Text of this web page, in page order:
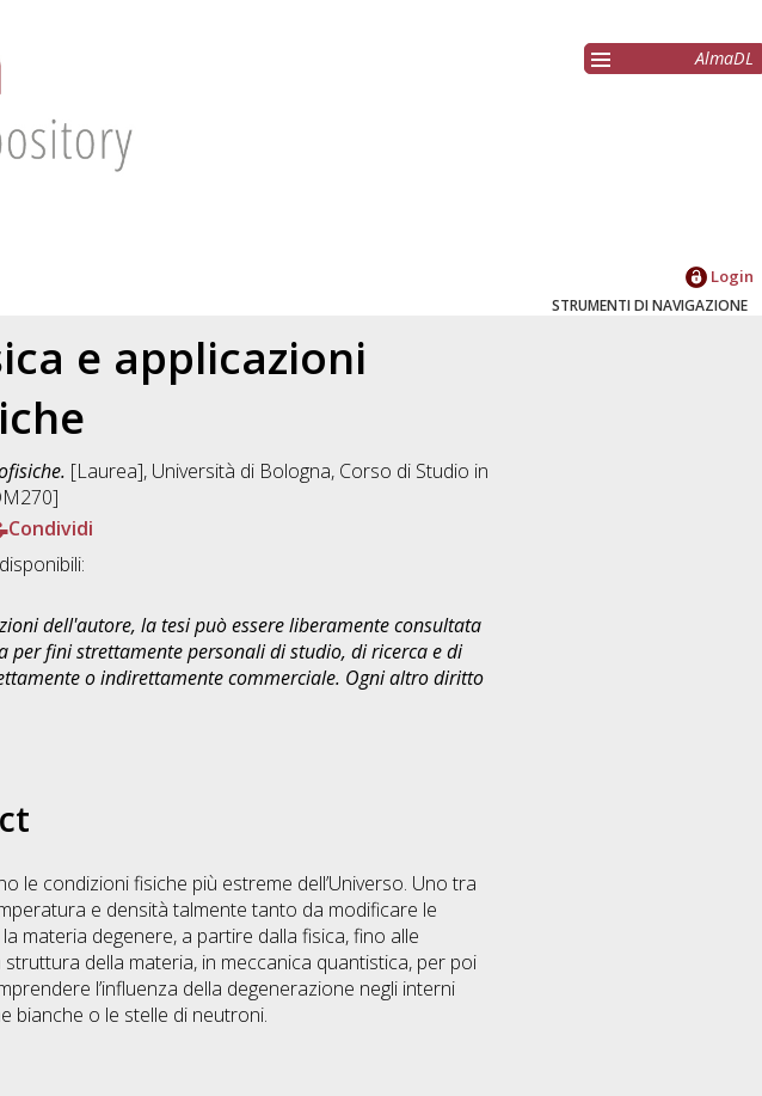
AlmaDL
Login
STRUMENTI DI NAVIGAZIONE
e applicazioni
[Laurea], Università di Bologna, Corso di Studio in
Condividi
dell'autore, la tesi può essere liberamente consultata
per fini strettamente personali di studio, di ricerca e di
o indirettamente commerciale. Ogni altro diritto
le condizioni fisiche più estreme dell’Universo. Uno tra
e densità talmente tanto da modificare le
materia degenere, a partire dalla fisica, fino alle
della materia, in meccanica quantistica, per poi
l’influenza della degenerazione negli interni
bianche o le stelle di neutroni.